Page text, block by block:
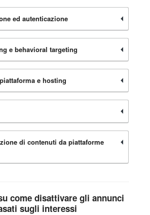
ed autenticazione
e behavioral targeting
e hosting
di contenuti da piattaforme
come disattivare gli annunci
sugli interessi